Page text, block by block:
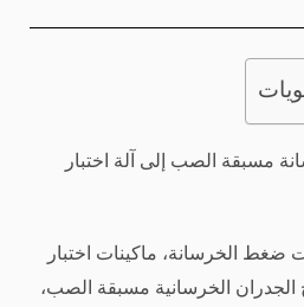
مسبقة الصب إلى آلة اختبار
ضغط الخرسانة، ماكينات اختبار
الجدران الخرسانية مسبقة الصب،